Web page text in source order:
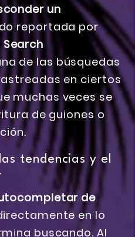
un
reportada por
Search
de las búsquedas
en ciertos
muchas veces se
de guiones o
tendencias y el
de
en lo
buscando. Al